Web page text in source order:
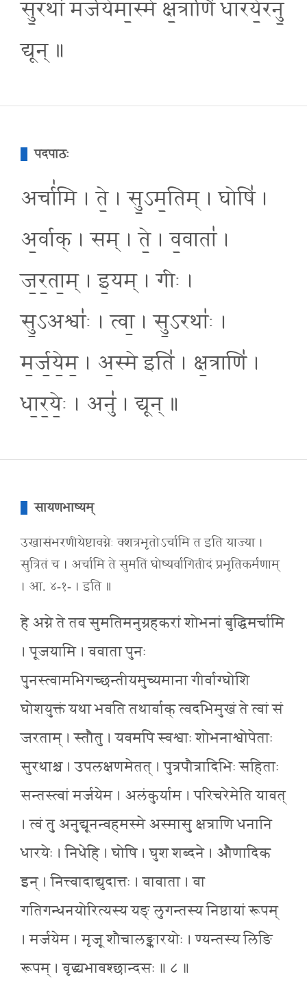
सु॒रथा॑ मर्जयेमा॒स्मे क्ष॒त्राणि॑ धारये॒रनु॒
द्यून् ॥
पदपाठः
अर्चा॑मि । ते॒ । सु॒ऽम॒तिम् । घोषि॑ ।
अ॒र्वाक् । सम् । ते॒ । व॒वाता॑ ।
ज॒र॒ता॒म् । इ॒यम् । गीः ।
सु॒ऽअश्वाः॑ । त्वा॒ । सु॒ऽरथाः॑ ।
म॒र्ज॒ये॒म॒ । अ॒स्मे इति॑ । क्ष॒त्राणि॑ ।
धा॒र॒येः॒ । अनु॑ । द्यून् ॥
सायणभाष्यम्
उखासंभरणीयेष्टावग्नेः क्शत्रभृतोऽर्चामि त इति याज्या ।
सुत्रितं च । अर्चामि ते सुमतिं घोष्यर्वागितीदं प्रभृतिकर्मणाम्
। आ. ४-१- । इति ॥
हे अग्ने ते तव सुमतिमनुग्रहकरां शोभनां बुद्धिमर्चामि
। पूजयामि । ववाता पुनः
पुनस्त्वामभिगच्छन्तीयमुच्यमाना गीर्वाग्घोशि
घोशयुक्तं यथा भवति तथार्वाक् त्वदभिमुखं ते त्वां सं
जरताम् । स्तौतु । यवमपि स्वश्वाः शोभनाश्वोपेताः
सुरथाश्च । उपलक्षणमेतत् । पुत्रपौत्रादिभिः सहिताः
सन्तस्त्वां मर्जयेम । अलंकुर्याम । परिचरेमेति यावत्
। त्वं तु अनुद्यूनन्वहमस्मे अस्मासु क्षत्राणि धनानि
धारयेः । निधेहि । घोषि । घुश शब्दने । औणादिक
इन् । नित्त्वादाद्युदात्तः । वावाता । वा
गतिगन्धनयोरित्यस्य यङ् लुगन्तस्य निष्ठायां रूपम्
। मर्जयेम । मृजू शौचालङ्कारयोः । ण्यन्तस्य लिङि
रूपम् । वृद्ध्यभावश्छान्दसः ॥ ८ ॥